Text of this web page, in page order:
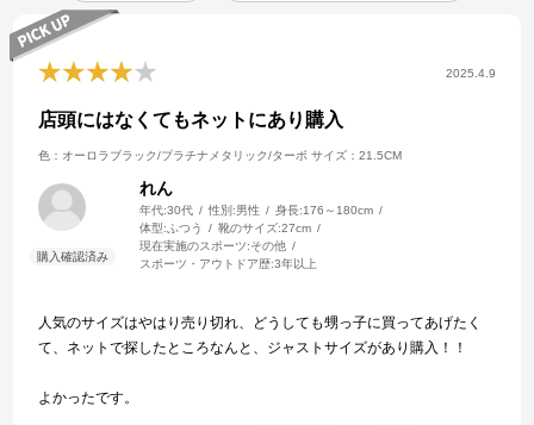
2025.4.9
店頭にはなくてもネットにあり購入
色：オーロラブラック/プラチナメタリック/ターボ サイズ：21.5CM
れん
年代:30代 性別:男性 身長:176～180cm
体型: ふつう 靴のサイズ:27cm
現在実施のスポーツ:その他
スポーツ・アウトドア歴:3年以上
人気のサイズはやはり売り切れ、どうしても甥っ子に買ってあげたく
て、ネットで探したところなんと、ジャストサイズがあり購入！！
よかったです。